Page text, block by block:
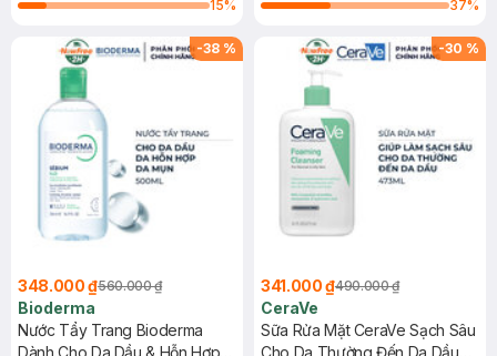
15% 37%
-38 %
348.000 ₫560.000 ₫
Bioderma
Nước Tẩy Trang Bioderma
Dành Cho Da Dầu & Hỗn Hợp
-30 %
341.000 ₫490.000 ₫
CeraVe
Sữa Rửa Mặt CeraVe Sạch Sâu
Cho Da Thường Đến Da Dầu